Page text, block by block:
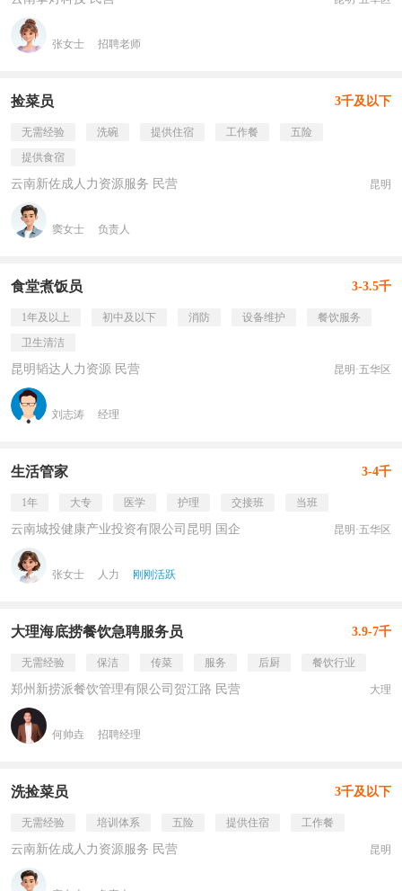
张女士 招聘老师
捡菜员 3千及以下
无需经验 洗碗 提供住宿 工作餐
五险
提供食宿
云南新佐成人力资源服务 民营 昆明
窦女士 负责人
食堂煮饭员 3-3.5千
1年及以上 初中及以下 消防 设备维护
餐饮服务
卫生清洁
昆明韬达人力资源 民营 昆明·五华区
刘志涛 经理
生活管家 3-4千
1年 大专 医学 护理 交接班 当班
云南城投健康产业投资有限公司昆明 国企 昆明·五华区
张女士 人力 刚刚活跃
大理海底捞餐饮急聘服务员 3.9-7千
无需经验 保洁 传菜 服务 后厨 餐饮行业
郑州新捞派餐饮管理有限公司贺江路 民营 大理
何帅垚 招聘经理
洗捡菜员 3千及以下
无需经验 培训体系 五险 提供住宿 工作餐
云南新佐成人力资源服务 民营 昆明